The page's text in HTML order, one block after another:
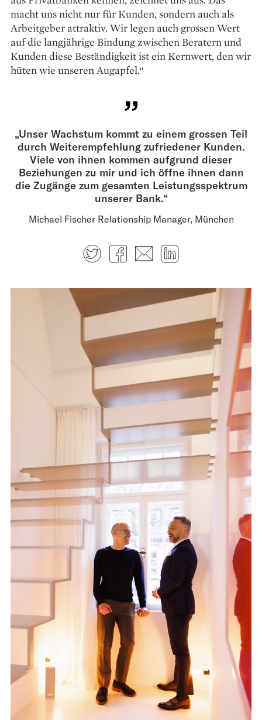
macht uns nicht nur für Kunden, sondern auch als
Arbeitgeber attraktiv. Wir legen auch grossen Wert
auf die langjährige Bindung zwischen Beratern und
Kunden diese Beständigkeit ist ein Kernwert, den wir
hüten wie unseren Augapfel.“
„Unser Wachstum kommt zu einem grossen Teil
durch Weiterempfehlung zufriedener Kunden.
Viele von ihnen kommen aufgrund dieser
Beziehungen zu mir und ich öffne ihnen dann
die Zugänge zum gesamten Leistungsspektrum
unserer Bank.“
Michael Fischer Relationship Manager, München
TwitterFacebook
E-mail